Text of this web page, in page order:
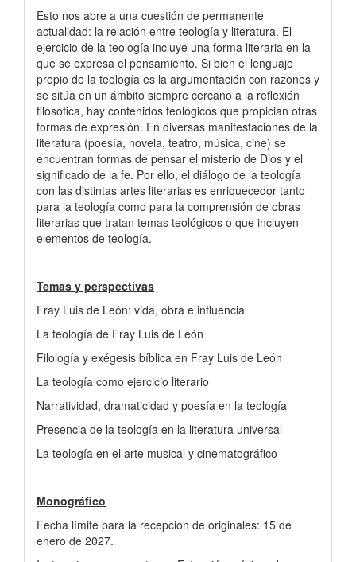
Esto nos abre a una cuestión de permanente
actualidad: la relación entre teología y literatura. El
ejercicio de la teología incluye una forma literaria en la
que se expresa el pensamiento. Si bien el lenguaje
propio de la teología es la argumentación con razones y
se sitúa en un ámbito siempre cercano a la reflexión
filosófica, hay contenidos teológicos que propician otras
formas de expresión. En diversas manifestaciones de la
literatura (poesía, novela, teatro, música, cine) se
encuentran formas de pensar el misterio de Dios y el
significado de la fe. Por ello, el diálogo de la teología
con las distintas artes literarias es enriquecedor tanto
para la teología como para la comprensión de obras
literarias que tratan temas teológicos o que incluyen
elementos de teología.
Temas y perspectivas
Fray Luis de León: vida, obra e influencia
La teología de Fray Luis de León
Filología y exégesis bíblica en Fray Luis de León
La teología como ejercicio literario
Narratividad, dramaticidad y poesía en la teología
Presencia de la teología en la literatura universal
La teología en el arte musical y cinematográfico
Monográfico
Fecha límite para la recepción de originales: 15 de
enero de 2027.